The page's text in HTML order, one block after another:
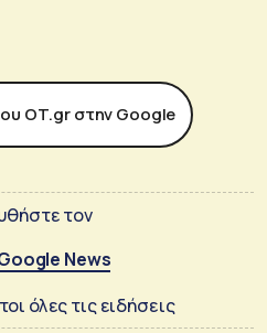
ΟΤ.gr στην Google
τον
News
όλες τις ειδήσεις